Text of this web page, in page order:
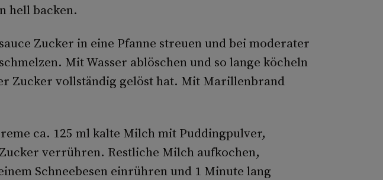
hell backen.
Zucker in eine Pfanne streuen und bei moderater
Mit Wasser ablöschen und so lange köcheln
Zucker vollständig gelöst hat. Mit Marillenbrand
ca. 125 ml kalte Milch mit Puddingpulver,
verrühren. Restliche Milch aufkochen,
Schneebesen einrühren und 1 Minute lang